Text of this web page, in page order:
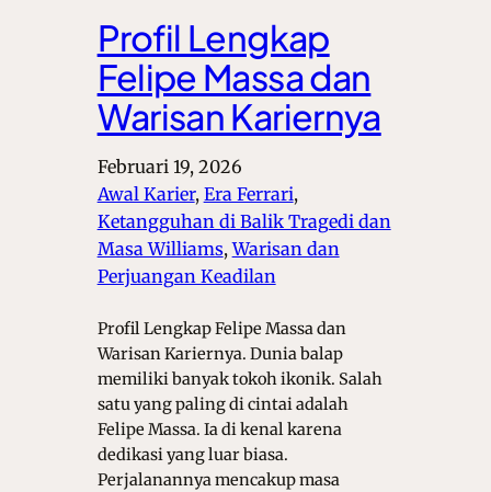
Profil Lengkap
Felipe Massa dan
Warisan Kariernya
Februari 19, 2026
Awal Karier, Era Ferrari
Ketangguhan di Balik Tragedi dan
Masa Williams, Warisan dan
Perjuangan Keadilan
Profil Lengkap Felipe Massa dan
Warisan Kariernya. Dunia balap
memiliki banyak tokoh ikonik. Salah
satu yang paling di cintai adalah
Felipe Massa. Ia di kenal karena
dedikasi yang luar biasa.
Perjalanannya mencakup masa